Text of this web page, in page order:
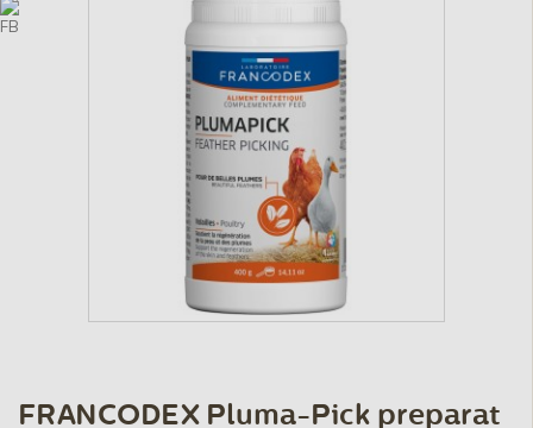
FRANCODEX Pluma-Pick preparat